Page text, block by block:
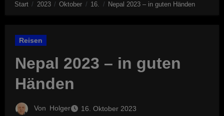
Start 2023 Oktober 16. Nepal 2023 – in guten Händen
Reisen
Nepal 2023 – in guten
Händen
Von Holger
16. Oktober 2023